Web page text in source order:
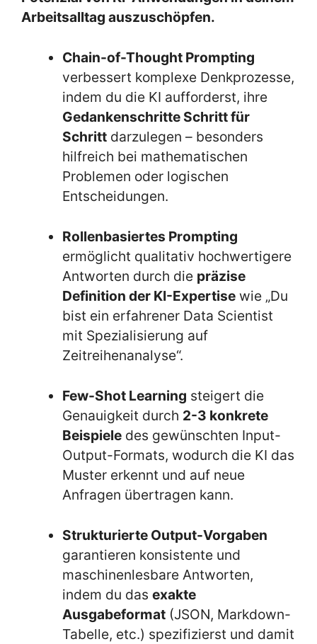
Arbeitsalltag auszuschöpfen.
Chain-of-Thought Prompting
verbessert komplexe Denkprozesse,
indem du die KI aufforderst, ihre
Gedankenschritte Schritt für
Schrittdarzulegen – besonders
hilfreich bei mathematischen
Problemen oder logischen
Entscheidungen.
Rollenbasiertes Prompting
ermöglicht qualitativ hochwertigere
Antworten durch die präzise
Definition der KI-Expertisewie „Du
bist ein erfahrener Data Scientist
mit Spezialisierung auf
Zeitreihenanalyse“.
Few-Shot Learning steigert die
Genauigkeit durch 2-3 konkrete
Beispieledes gewünschten Input-
Output-Formats, wodurch die KI das
Muster erkennt und auf neue
Anfragen übertragen kann.
Strukturierte Output-Vorgaben
garantieren konsistente und
maschinenlesbare Antworten,
indem du das exakte
Ausgabeformat(JSON, Markdown-
Tabelle, etc.) spezifizierst und damit